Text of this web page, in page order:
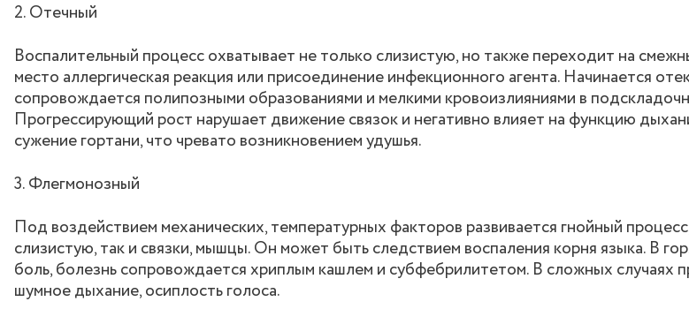
2. Отечный
Воспалительный процесс охватывает не только слизистую, но также переходит на
место аллергическая реакция или присоединение инфекционного агента. Начинается
сопровождается полипозными образованиями и мелкими кровоизлияниями в
Прогрессирующий рост нарушает движение связок и негативно влияет на функцию
сужение гортани, что чревато возникновением удушья.
3. Флегмонозный
Под воздействием механических, температурных факторов развивается гнойный
слизистую, так и связки, мышцы. Он может быть следствием воспаления корня языка. В
боль, болезнь сопровождается хриплым кашлем и субфебрилитетом. В сложных случаях
шумное дыхание, осиплость голоса.